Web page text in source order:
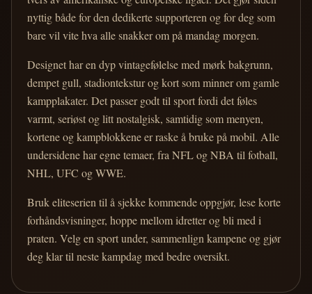
nyttig både for den dedikerte supporteren og for deg som
bare vil vite hva alle snakker om på mandag morgen.
Designet har en dyp vintagefølelse med mørk bakgrunn,
dempet gull, stadiontekstur og kort som minner om gamle
kampplakater. Det passer godt til sport fordi det føles
varmt, seriøst og litt nostalgisk, samtidig som menyen,
kortene og kampblokkene er raske å bruke på mobil. Alle
undersidene har egne temaer, fra NFL og NBA til fotball,
NHL, UFC og WWE.
Bruk eliteserien til å sjekke kommende oppgjør, lese korte
forhåndsvisninger, hoppe mellom idretter og bli med i
praten. Velg en sport under, sammenlign kampene og gjør
deg klar til neste kampdag med bedre oversikt.